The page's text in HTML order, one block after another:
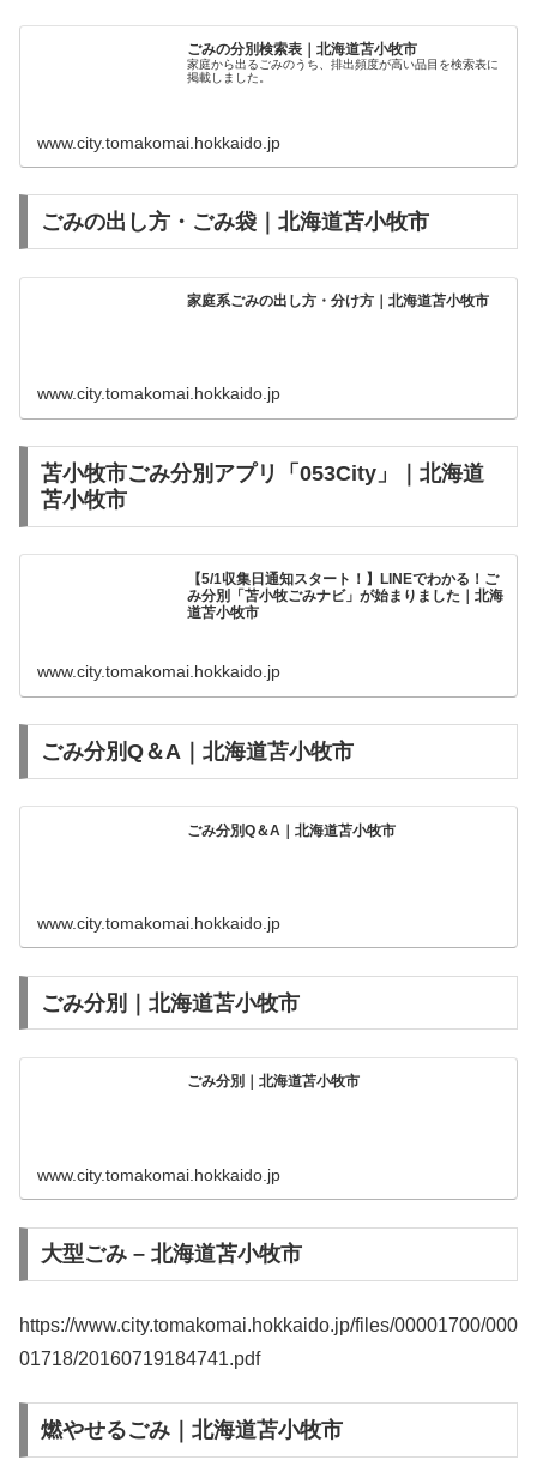
ごみの分別検索表｜北海道苫小牧市
家庭から出るごみのうち、排出頻度が高い品目を検索表に
掲載しました。
www.city.tomakomai.hokkaido.jp
ごみの出し方・ごみ袋｜北海道苫小牧市
家庭系ごみの出し方・分け方｜北海道苫小牧市
www.city.tomakomai.hokkaido.jp
苫小牧市ごみ分別アプリ「053City」｜北海道
苫小牧市
【5/1収集日通知スタート！】LINEでわかる！ご
み分別「苫小牧ごみナビ」が始まりました｜北海
道苫小牧市
www.city.tomakomai.hokkaido.jp
ごみ分別Q＆A｜北海道苫小牧市
ごみ分別Q＆A｜北海道苫小牧市
www.city.tomakomai.hokkaido.jp
ごみ分別｜北海道苫小牧市
ごみ分別｜北海道苫小牧市
www.city.tomakomai.hokkaido.jp
大型ごみ – 北海道苫小牧市
https://www.city.tomakomai.hokkaido.jp/files/00001700/000
01718/20160719184741.pdf
燃やせるごみ｜北海道苫小牧市